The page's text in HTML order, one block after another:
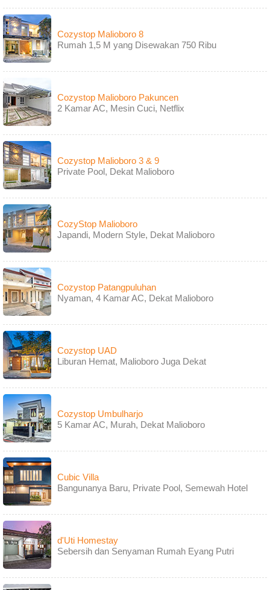
Cozystop Malioboro 8
Rumah 1,5 M yang Disewakan 750 Ribu
Cozystop Malioboro Pakuncen
2 Kamar AC, Mesin Cuci, Netflix
Cozystop Malioboro 3 & 9
Private Pool, Dekat Malioboro
CozyStop Malioboro
Japandi, Modern Style, Dekat Malioboro
Cozystop Patangpuluhan
Nyaman, 4 Kamar AC, Dekat Malioboro
Cozystop UAD
Liburan Hemat, Malioboro Juga Dekat
Cozystop Umbulharjo
5 Kamar AC, Murah, Dekat Malioboro
Cubic Villa
Bangunanya Baru, Private Pool, Semewah Hotel
d'Uti Homestay
Sebersih dan Senyaman Rumah Eyang Putri